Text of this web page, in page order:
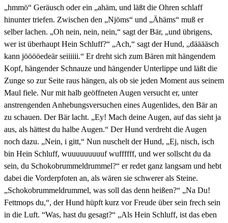
„hmmö“ Geräusch oder ein „ahäm, und läßt die Ohren schlaff
hinunter triefen. Zwischen den „Njöms“ und „Ähäms“ muß er
selber lachen. „Oh nein, nein, nein,“ sagt der Bär, „und übrigens,
wer ist überhaupt Hein Schluff?“ „Ach,“ sagt der Hund, „dääääsch
kann jööööedeär seiiiiii.“ Er dreht sich zum Bären mit hängendem
Kopf, hängender Schnauze und hängender Unterlippe und läßt die
Zunge so zur Seite raus hängen, als ob sie jeden Moment aus seinem
Maul fiele. Nur mit halb geöffneten Augen versucht er, unter
anstrengenden Anhebungsversuchen eines Augenlides, den Bär an
zu schauen. Der Bär lacht. „Ey! Mach deine Augen, auf das sieht ja
aus, als hättest du halbe Augen.“ Der Hund verdreht die Augen
noch dazu. „Nein, i gitt,“ Nun nuschelt der Hund, „Ej, nisch, isch
bin Hein Schluff, wuuuuuuuuuf wuffffff, und wer sollscht du da
sein, du Schokobrummeldrummel?“ er redet ganz langsam und hebt
dabei die Vorderpfoten an, als wären sie schwerer als Steine.
„Schokobrummeldrummel, was soll das denn heißen?“ „Na Du!
Fettmops du,“, der Hund hüpft kurz vor Freude über sein frech sein
in die Luft. “Was, hast du gesagt?“ „Als Hein Schluff, ist das eben